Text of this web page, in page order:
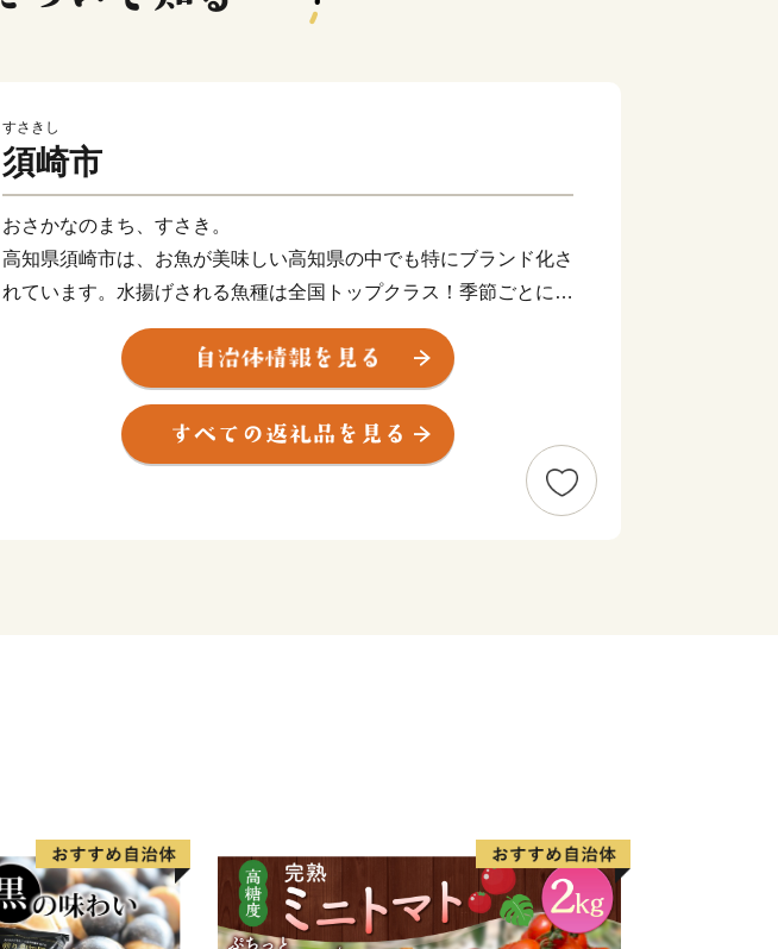
すさきし
須崎市
おさかなのまち、すさき。
高知県須崎市は、お魚が美味しい高知県の中でも特にブランド化さ
れています。水揚げされる魚種は全国トップクラス！季節ごとに
様々な種類の魚貝類が水揚げされます。 池ノ浦や久通で捕れる伊
勢えびや、養殖漁業発祥の地野見湾の鯛やカンパチ、季節限定で食
べられるメジカの刺身も人気を集め、鮮度抜群の魚貝類を楽しめま
す。また、黒潮の恵みをたっぷり受けた柑橘類、野菜も絶品です。
高級カンパチ 「須崎勘八」お刺身用 半身
期間限定でしんじょう君のお礼状が付いてくる！その他の返礼品を
見る